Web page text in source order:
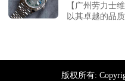
【广州劳力士
以其卓越的品
版权所有: